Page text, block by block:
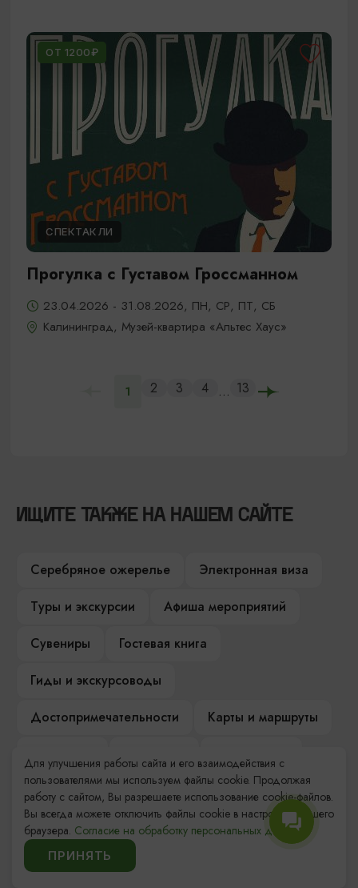
ОТ 1200₽
СПЕКТАКЛИ
Прогулка с Густавом Гроссманном
23.04.2026 - 31.08.2026, ПН, СР, ПТ, СБ
Калининград, Музей-квартира «Альтес Хаус»
1 2 3 4 ... 13
ИЩИТЕ ТАКЖЕ НА НАШЕМ САЙТЕ
Серебряное ожерелье
Электронная виза
Туры и экскурсии
Афиша мероприятий
Сувениры
Гостевая книга
Гиды и экскурсоводы
Достопримечательности
Карты и маршруты
Компас Балтийской кухни
Настоящий Калининградец
Музеи
Для улучшения работы сайта и его взаимодействия с
пользователями мы используем файлы cookie. Продолжая
работу с сайтом, Вы разрешаете использование cookie-файлов.
Вы всегда можете отключить файлы cookie в настройках Вашего
браузера. Согласие на обработку персональных данных.
ПРИНЯТЬ